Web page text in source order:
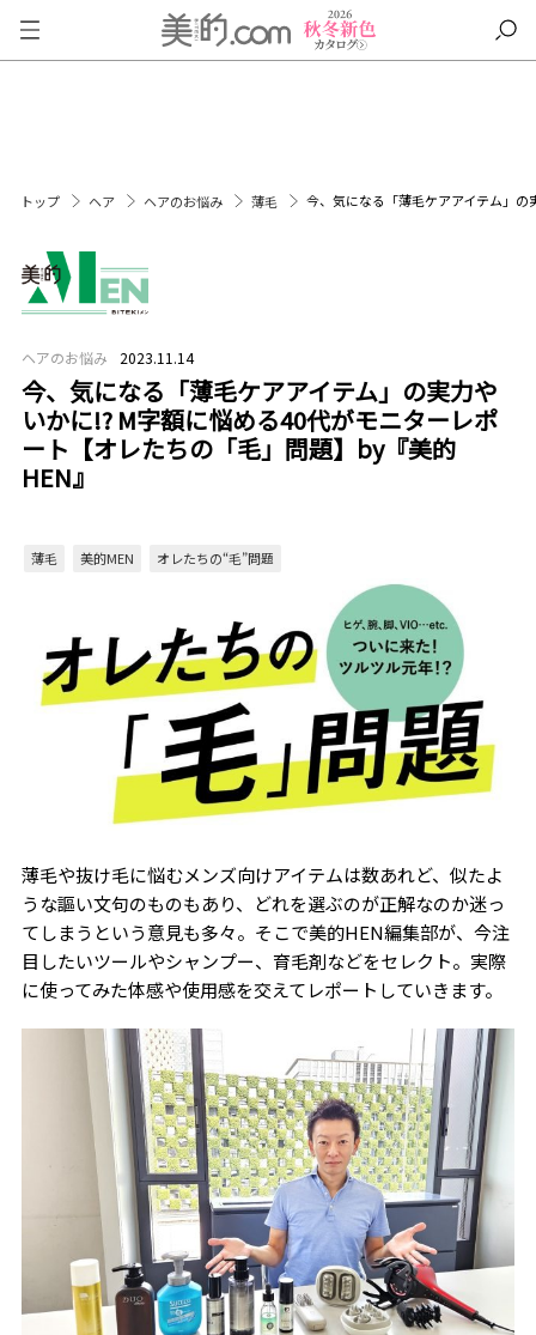
トップ ヘア ヘアのお悩み 薄毛 今、気になる「薄毛ケアアイテム」
ヘアのお悩み 2023.11.14
今、気になる「薄毛ケアアイテム」の実力や
いかに!? M字額に悩める40代がモニターレポ
ート【オレたちの「毛」問題】by『美的
HEN』
薄毛 美的MEN オレたちの“毛”問題
薄毛や抜け毛に悩むメンズ向けアイテムは数あれど、似たよ
うな謳い文句のものもあり、どれを選ぶのが正解なのか迷っ
てしまうという意見も多々。そこで美的HEN編集部が、今注
目したいツールやシャンプー、育毛剤などをセレクト。実際
に使ってみた体感や使用感を交えてレポートしていきます。